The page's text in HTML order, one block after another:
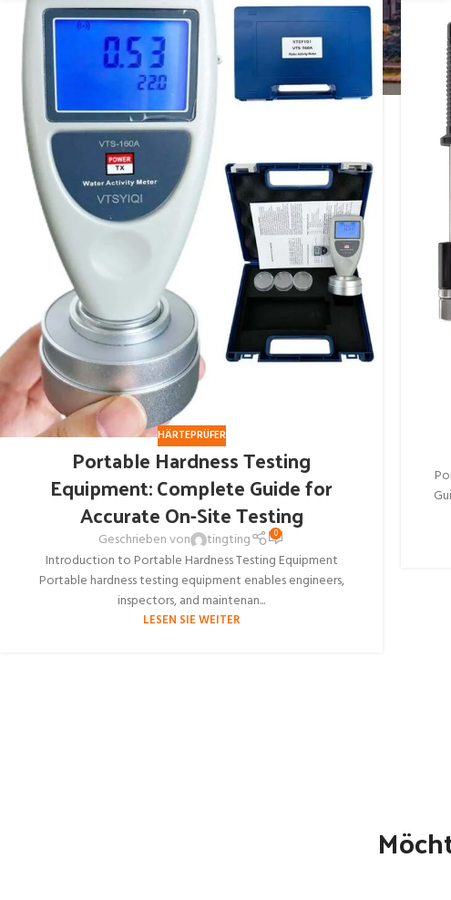
HÄRTEPRÜFER
Portable Hardness Testing
Equipment: Complete Guide for
Accurate On-Site Testing
Geschrieben von tingting 0
Introduction to Portable Hardness Testing Equipment
Portable hardness testing equipment enables engineers,
inspectors, and maintenan...
LESEN SIE WEITER